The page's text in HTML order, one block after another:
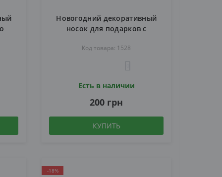
Новогодний декоративный
носок для подарков с
Код товара: 1528
Есть в наличии
200 грн
КУПИТЬ
-18%